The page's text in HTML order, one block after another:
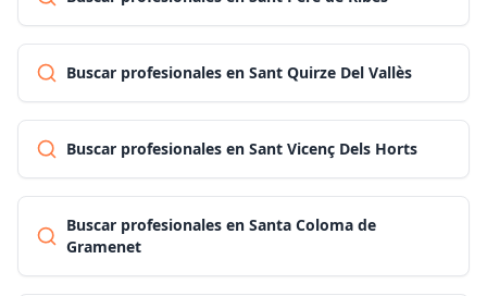
Buscar profesionales en Sant Quirze Del Vallès
Buscar profesionales en Sant Vicenç Dels Horts
Buscar profesionales en Santa Coloma de
Gramenet